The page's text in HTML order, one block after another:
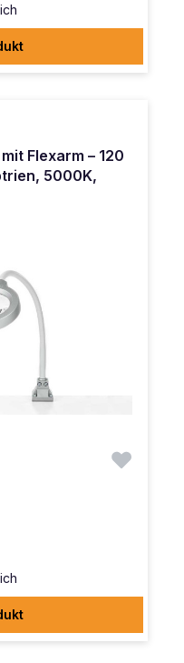
Flexarm – 120
5000K,